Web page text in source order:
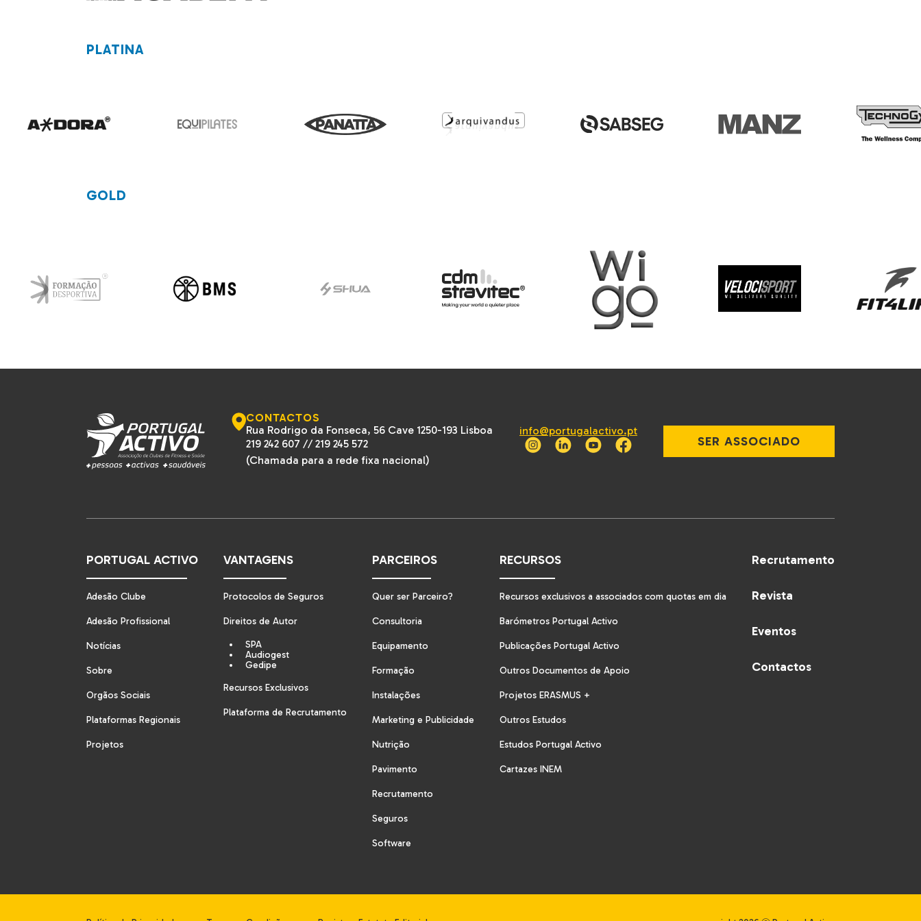
PLATINA
GOLD
CONTACTOS
Rua Rodrigo da Fonseca, 56 Cave 1250-193 Lisboa
219 242 607 // 219 245 572
(Chamada para a rede fixa nacional)
info@portugalactivo.pt
SER ASSOCIADO
PORTUGAL ACTIVO
Adesão Clube
Adesão Profissional
Notícias
Sobre
Orgãos Sociais
Plataformas Regionais
Projetos
VANTAGENS
Protocolos de Seguros
Direitos de Autor
SPA
Audiogest
Gedipe
Recursos Exclusivos
Plataforma de Recrutamento
PARCEIROS
Quer ser Parceiro?
Consultoria
Equipamento
Formação
Instalações
Marketing e Publicidade
Nutrição
Pavimento
Recrutamento
Seguros
Software
RECURSOS
Recursos exclusivos a associados com quotas em dia
Barómetros Portugal Activo
Publicações Portugal Activo
Outros Documentos de Apoio
Projetos ERASMUS +
Outros Estudos
Estudos Portugal Activo
Cartazes INEM
Recrutamento
Revista
Eventos
Contactos